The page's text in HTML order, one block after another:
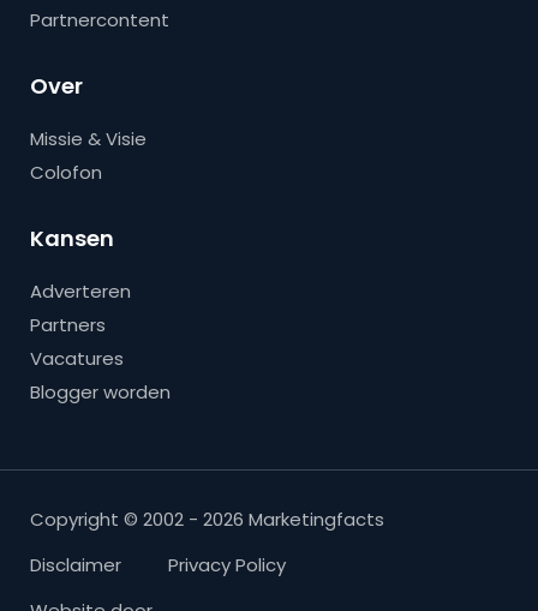
Partnercontent
Over
Missie & Visie
Colofon
Kansen
Adverteren
Partners
Vacatures
Blogger worden
Copyright © 2002 - 2026 Marketingfacts
Disclaimer
Privacy Policy